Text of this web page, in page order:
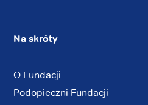
Na skróty
O Fundacji
Podopieczni Fundacji